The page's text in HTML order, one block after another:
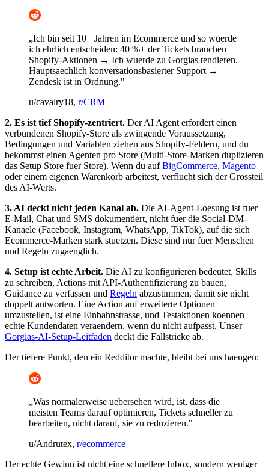
„Ich bin seit 10+ Jahren im Ecommerce und so wuerde
ich ehrlich entscheiden: 40 %+ der Tickets brauchen
Shopify-Aktionen → Ich wuerde zu Gorgias tendieren.
Hauptsaechlich konversationsbasierter Support →
Zendesk ist in Ordnung."
u/cavalry18, r/CRM
2. Es ist tief Shopify-zentriert. Der AI Agent erfordert einen
verbundenen Shopify-Store als zwingende Voraussetzung,
Bedingungen und Variablen ziehen aus Shopify-Feldern, und du
bekommst einen Agenten pro Store (Multi-Store-Marken duplizieren
das Setup Store fuer Store). Wenn du aufBigCommerce, Magento
oder einem eigenen Warenkorb arbeitest, verflucht sich der Grossteil
des AI-Werts.
3. AI deckt nicht jeden Kanal ab. Die AI-Agent-Loesung ist fuer
E-Mail, Chat und SMS dokumentiert, nicht fuer die Social-DM-
Kanaele (Facebook, Instagram, WhatsApp, TikTok), auf die sich
Ecommerce-Marken stark stuetzen. Diese sind nur fuer Menschen
und Regeln zugaenglich.
4. Setup ist echte Arbeit. Die AI zu konfigurieren bedeutet, Skills
zu schreiben, Actions mit API-Authentifizierung zu bauen,
Guidance zu verfassen und Regeln abzustimmen, damit sie nicht
doppelt antworten. Eine Action auf erweiterte Optionen
umzustellen, ist eine Einbahnstrasse, und Testaktionen koennen
echte Kundendaten veraendern, wenn du nicht aufpasst. Unser
Gorgias-AI-Setup-Leitfaden deckt die Fallstricke ab.
Der tiefere Punkt, den ein Redditor machte, bleibt bei uns haengen:
„Was normalerweise uebersehen wird, ist, dass die
meisten Teams darauf optimieren, Tickets schneller zu
bearbeiten, nicht darauf, sie zu reduzieren."
u/Andrutex, r/ecommerce
Der echte Gewinn ist nicht eine schnellere Inbox, sondern weniger